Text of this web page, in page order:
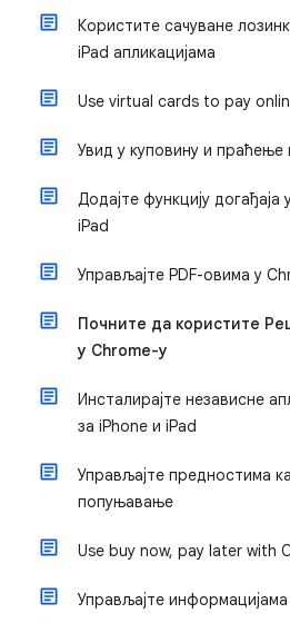
Користите сачуване
iPad апликацијама
Use virtual cards to pay
Увид у куповину и праћење
Додајте функцију догађаја
iPad
Управљајте PDF-овима у
Почните да користите
у Chrome-у
Инсталирајте независне
за iPhone и iPad
Управљајте предностима
попуњавање
Use buy now, pay later with
Управљајте